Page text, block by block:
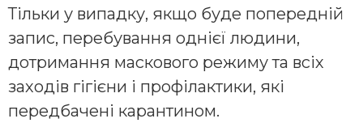
Тільки у випадку, якщо буде попередній
запис, перебування однієї людини,
дотримання маскового режиму та всіх
заходів гігієни і профілактики, які
передбачені карантином.